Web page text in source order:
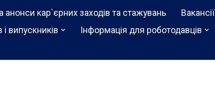
анонси кар`єрних заходів та стажувань
Вакансії
випускників
Інформація для роботодавців